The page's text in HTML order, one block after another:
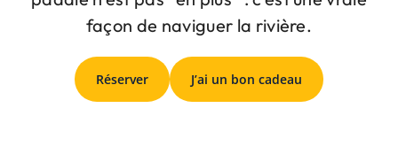
façon de naviguer la rivière.
Réserver J’ai un bon cadeau